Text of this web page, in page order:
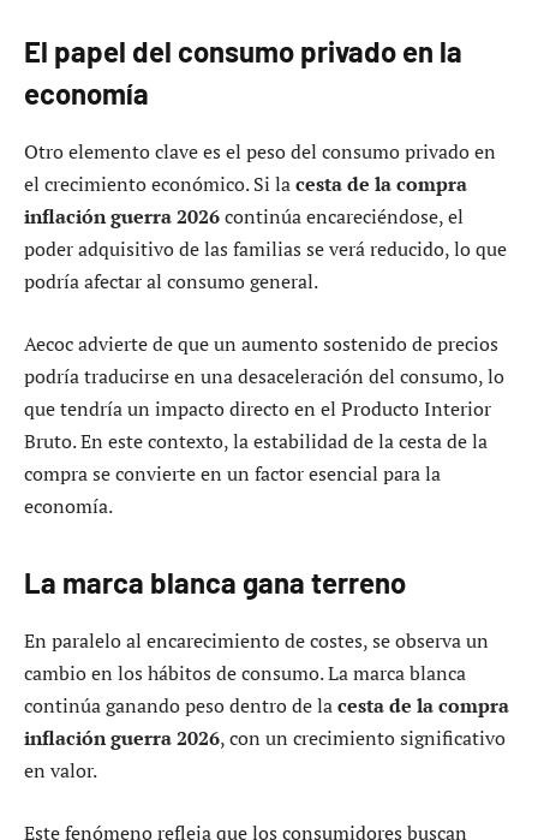
El papel del consumo privado en la
economía
Otro elemento clave es el peso del consumo privado en
el crecimiento económico. Si lacesta de la compra
inflación guerra 2026continúa encareciéndose, el
poder adquisitivo de las familias se verá reducido, lo que
podría afectar al consumo general.
Aecoc advierte de que un aumento sostenido de precios
podría traducirse en una desaceleración del consumo, lo
que tendría un impacto directo en el Producto Interior
Bruto. En este contexto, la estabilidad de la cesta de la
compra se convierte en un factor esencial para la
economía.
La marca blanca gana terreno
En paralelo al encarecimiento de costes, se observa un
cambio en los hábitos de consumo. La marca blanca
continúa ganando peso dentro de lacesta de la compra
inflación guerra 2026, con un crecimiento significativo
en valor.
Este fenómeno refleja que los consumidores buscan